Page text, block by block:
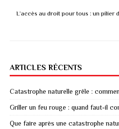
L’accès au droit pour tous : un pilier
ARTICLES RÉCENTS
Catastrophe naturelle grêle :
Griller un feu rouge : quand faut-il
Que faire après une catastrophe